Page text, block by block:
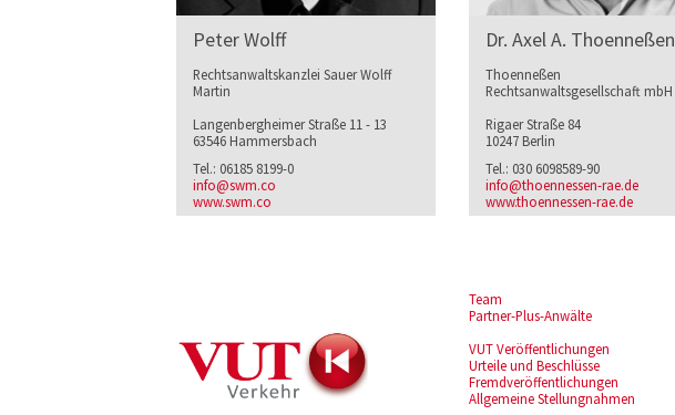
Peter Wolff
Rechtsanwaltskanzlei Sauer Wolff
Martin
Langenbergheimer Straße 11 - 13
63546 Hammersbach
Tel.: 06185 8199-0
info@swm.co
www.swm.co
Dr. Axel A. Thoenneßen
Thoenneßen
Rechtsanwaltsgesellschaft mbH
Rigaer Straße 84
10247 Berlin
Tel.: 030 6098589-90
info@thoennessen-rae.de
www.thoennessen-rae.de
Team
Partner-Plus-Anwälte
VUT Veröffentlichungen
Urteile und Beschlüsse
Fremdveröffentlichungen
Allgemeine Stellungnahmen